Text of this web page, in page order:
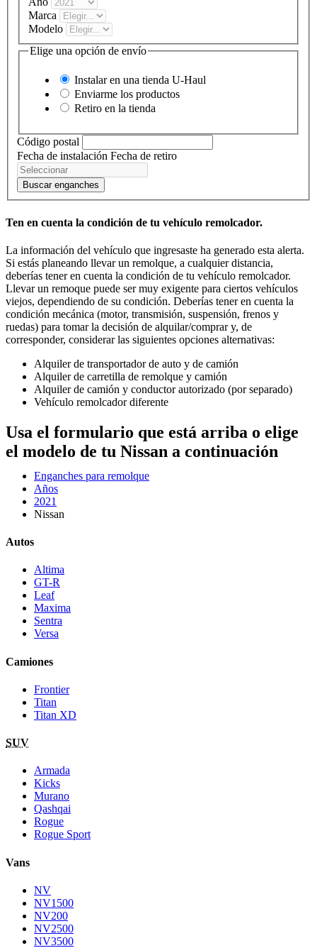
Marca
Modelo
Elige una opción de envío
Instalar en una tienda U-Haul
Enviarme los productos
Retiro en la tienda
Código postal
Fecha de instalación Fecha de retiro
Buscar enganches
Ten en cuenta la condición de tu vehículo remolcador.
La información del vehículo que ingresaste ha generado esta alerta.
Si estás planeando llevar un remolque, a cualquier distancia,
deberías tener en cuenta la condición de tu vehículo remolcador.
Llevar un remoque puede ser muy exigente para ciertos vehículos
viejos, dependiendo de su condición. Deberías tener en cuenta la
condición mecánica (motor, transmisión, suspensión, frenos y
ruedas) para tomar la decisión de alquilar/comprar y, de
corresponder, considerar las siguientes opciones alternativas:
Alquiler de transportador de auto y de camión
Alquiler de carretilla de remolque y camión
Alquiler de camión y conductor autorizado (por separado)
Vehículo remolcador diferente
Usa el formulario que está arriba o elige
el modelo de tu Nissan a continuación
Enganches para remolque
Años
2021
Nissan
Autos
Altima
GT-R
Leaf
Maxima
Sentra
Versa
Camiones
Frontier
Titan
Titan XD
SUV
Armada
Kicks
Murano
Qashqai
Rogue
Rogue Sport
Vans
NV
NV1500
NV200
NV2500
NV3500